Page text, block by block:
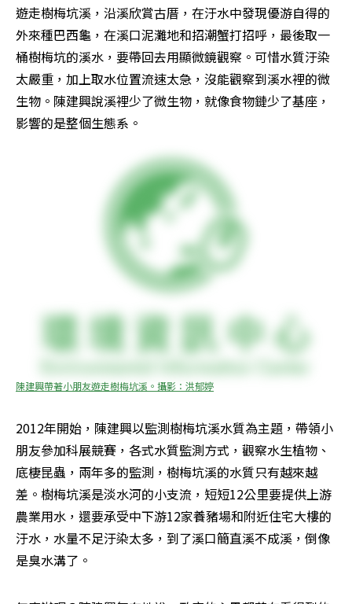
遊走樹梅坑溪，沿溪欣賞古厝，在汙水中發現優游自得的
外來種巴西龜，在溪口泥灘地和招潮蟹打招呼，最後取一
桶樹梅坑的溪水，要帶回去用顯微鏡觀察。可惜水質汙染
太嚴重，加上取水位置流速太急，沒能觀察到溪水裡的微
生物。陳建興說溪裡少了微生物，就像食物鏈少了基座，
影響的是整個生態系。
陳建興帶著小朋友遊走樹梅坑溪。攝影：洪郁婷
2012年開始，陳建興以監測樹梅坑溪水質為主題，帶領小
朋友參加科展競賽，各式水質監測方式，觀察水生植物、
底棲昆蟲，兩年多的監測，樹梅坑溪的水質只有越來越
差。樹梅坑溪是淡水河的小支流，短短12公里要提供上游
農業用水，還要承受中下游12家養豬場和附近住宅大樓的
汙水，水量不足汙染太多，到了溪口簡直溪不成溪，倒像
是臭水溝了。